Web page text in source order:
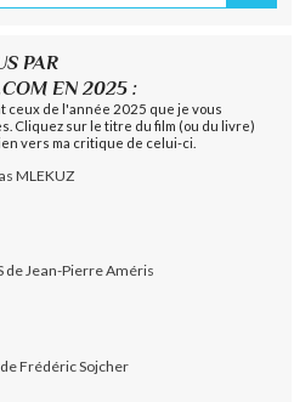
PAR
EN 2025 :
ceux de l'année 2025 que je vous
Cliquez sur le titre du film (ou du livre)
vers ma critique de celui-ci.
MLEKUZ
de Jean-Pierre Améris
Frédéric Sojcher